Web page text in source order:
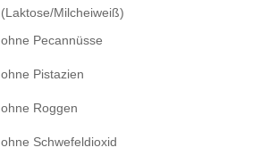
(Laktose/Milcheiweiß)
ohne Pecannüsse
ohne Pistazien
ohne Roggen
ohne Schwefeldioxid